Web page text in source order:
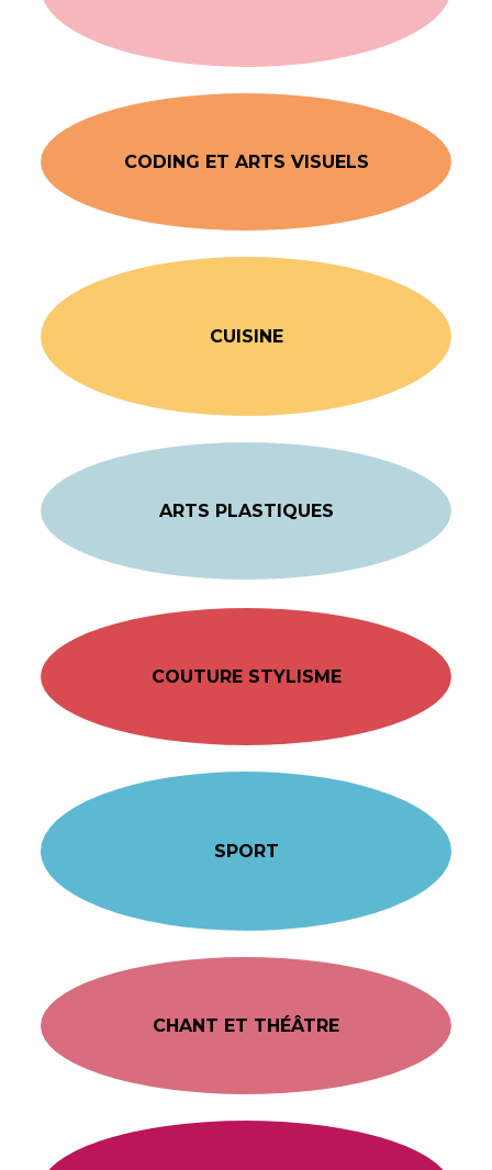
CODING ET ARTS VISUELS
CUISINE
ARTS PLASTIQUES
COUTURE STYLISME
SPORT
CHANT ET THÉÂTRE